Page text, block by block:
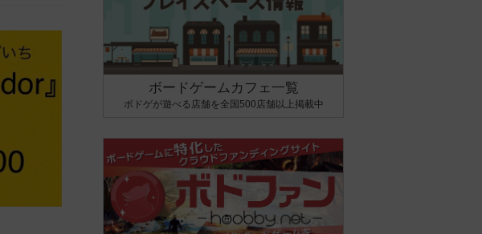
ボードゲームカフェ一覧
ボドゲが遊べる店舗を全国500店舗以上掲載中